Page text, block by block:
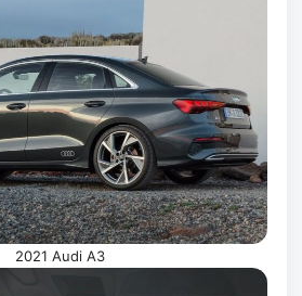
2021 Audi A3